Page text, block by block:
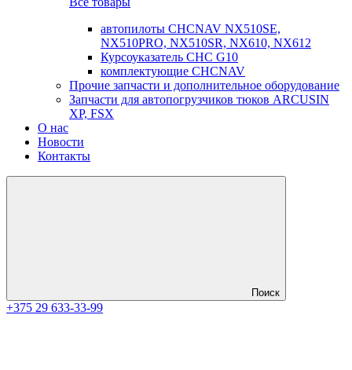
автопилоты CHCNAV NX510SE,
NX510PRO, NX510SR, NX610, NX612
Курсоуказатель CHC G10
комплектующие CHCNAV
Прочие запчасти и дополнительное оборудование
Запчасти для автопогрузчиков тюков ARCUSIN
XP, FSX
О нас
Новости
Контакты
Поиск
+375 29 633-33-99